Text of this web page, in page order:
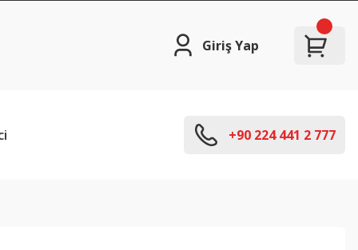
Giriş Yap
+90 224 441 2 777